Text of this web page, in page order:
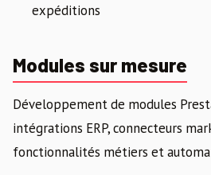
expéditions
Modules sur mesure
Développement de modules
intégrations ERP, connecteurs
fonctionnalités métiers et